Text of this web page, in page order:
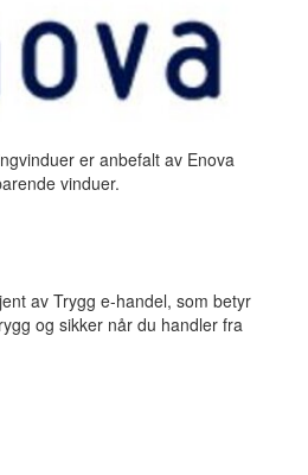
er anbefalt av Enova
vinduer.
av Trygg e-handel, som betyr
og sikker når du handler fra